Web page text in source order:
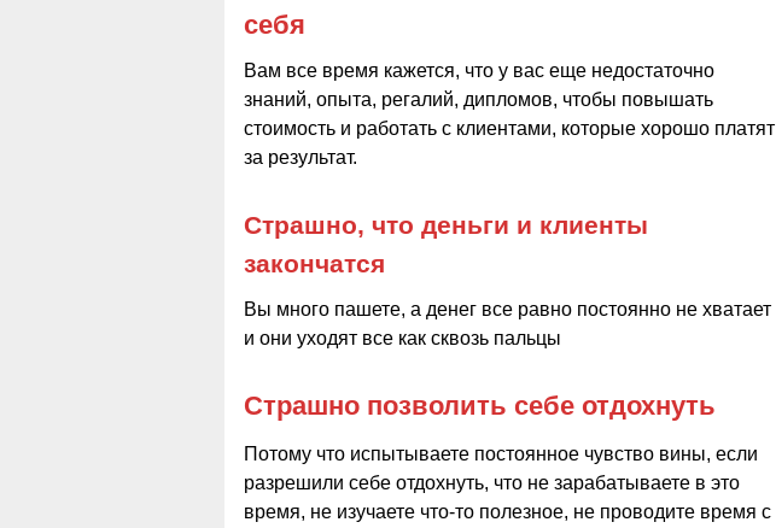
Вы много пашете, а денег все равно постоянно не хватает
и они уходят все как сквозь пальцы
Страшно, что деньги и клиенты
закончатся
Вам все время кажется, что у вас еще недостаточно
знаний, опыта, регалий, дипломов, чтобы повышать
стоимость и работать с клиентами, которые хорошо платят
за результат.
себя
Потому что испытываете постоянное чувство вины, если
разрешили себе отдохнуть, что не зарабатываете в это
время, не изучаете что-то полезное, не проводите время с
Страшно позволить себе отдохнуть